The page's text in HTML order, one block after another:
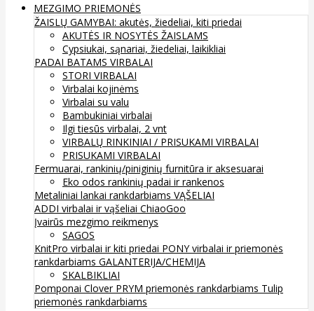
MEZGIMO PRIEMONĖS
ŽAISLŲ GAMYBAI: akutės, žiedeliai, kiti priedai
AKUTĖS IR NOSYTĖS ŽAISLAMS
Cypsiukai, sąnariai, žiedeliai, laikikliai
PADAI BATAMS VIRBALAI
STORI VIRBALAI
Virbalai kojinėms
Virbalai su valu
Bambukiniai virbalai
Ilgi tiesūs virbalai, 2 vnt
VIRBALŲ RINKINIAI / PRISUKAMI VIRBALAI
PRISUKAMI VIRBALAI
Fermuarai, rankinių/piniginių furnitūra ir aksesuarai
Eko odos rankinių padai ir rankenos
Metaliniai lankai rankdarbiams VĄŠELIAI
ADDI virbalai ir vąšeliai ChiaoGoo
Įvairūs mezgimo reikmenys
SAGOS
KnitPro virbalai ir kiti priedai PONY virbalai ir priemonės
rankdarbiams GALANTERIJA/CHEMIJA
SKALBIKLIAI
Pomponai Clover PRYM priemonės rankdarbiams Tulip
priemonės rankdarbiams